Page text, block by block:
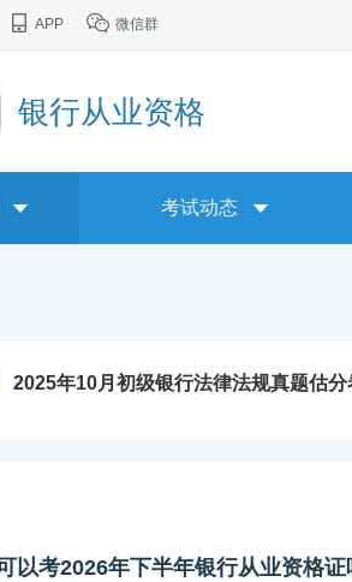
APP 微信群
银行从业资格
考试动态
2025年10月初级银行法律法规真题估分
以考2026年下半年银行从业资格证